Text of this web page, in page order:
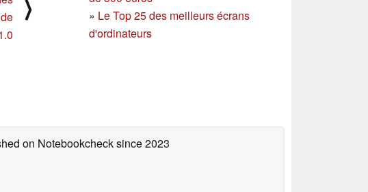
» Le Top 25 des meilleurs écrans
d'ordinateurs
⟩
on Notebookchecksince 2023